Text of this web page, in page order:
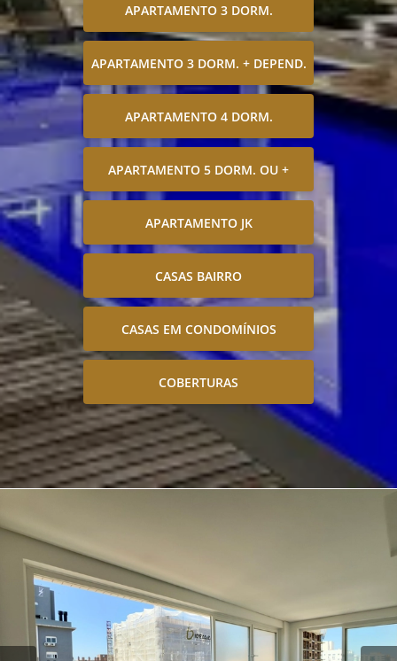
APARTAMENTO 3 DORM.
APARTAMENTO 3 DORM. + DEPEND.
APARTAMENTO 4 DORM.
APARTAMENTO 5 DORM. OU +
APARTAMENTO JK
CASAS BAIRRO
CASAS EM CONDOMÍNIOS
COBERTURAS